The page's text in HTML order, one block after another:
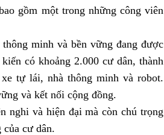
gồm một trong những công viên
minh và bền vững đang được
có khoảng 2.000 cư dân, thành
tự lái, nhà thông minh và robot.
và kết nối cộng đồng.
nghi và hiện đại mà còn chú trọng
cư dân.